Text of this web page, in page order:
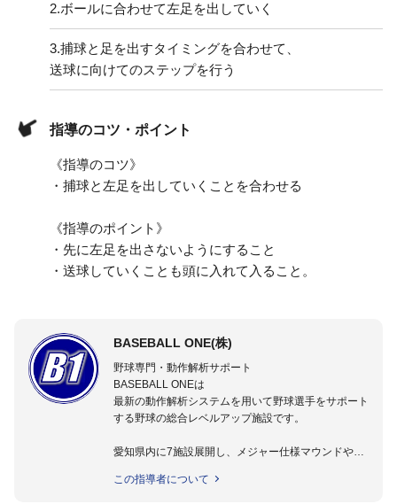
2.ボールに合わせて左足を出していく
3.捕球と足を出すタイミングを合わせて、
送球に向けてのステップを行う
指導のコツ・ポイント
《指導のコツ》
・捕球と左足を出していくことを合わせる
《指導のポイント》
・先に左足を出さないようにすること
・送球していくことも頭に入れて入ること。
BASEBALL ONE(株)
野球専門・動作解析サポート
BASEBALL ONEは
最新の動作解析システムを用いて野球選手をサポート
する野球の総合レベルアップ施設です。
愛知県内に7施設展開し、メジャー仕様マウンドやト
動作解析システムを用いて、小学生からプロ野球選手
この指導者について